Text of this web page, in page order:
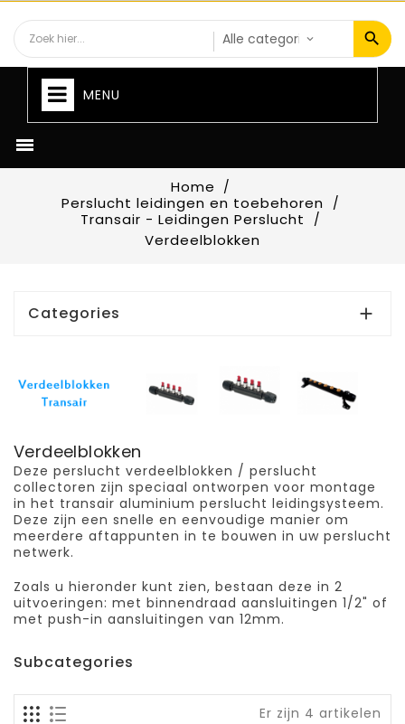
MENU

Home
Perslucht leidingen en toebehoren
Transair - Leidingen Perslucht
Verdeelblokken
Categories 
Verdeelblokken
Deze perslucht verdeelblokken / perslucht
collectoren zijn speciaal ontworpen voor montage
in het transair aluminium perslucht leidingsysteem.
Deze zijn een snelle en eenvoudige manier om
meerdere aftappunten in te bouwen in uw perslucht
netwerk.
Zoals u hieronder kunt zien, bestaan deze in 2
uitvoeringen: met binnendraad aansluitingen 1/2" of
met push-in aansluitingen van 12mm.
Subcategories
Er zijn 4 artikelen